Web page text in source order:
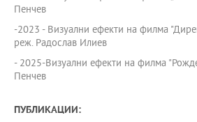
Пенчев
-2023 - Визуални ефекти на филма
реж. Радослав Илиев
- 2025-Визуални ефекти на филма
Пенчев
ПУБЛИКАЦИИ: